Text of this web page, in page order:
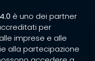
è uno dei partner
per
imprese e alle
alla partecipazione